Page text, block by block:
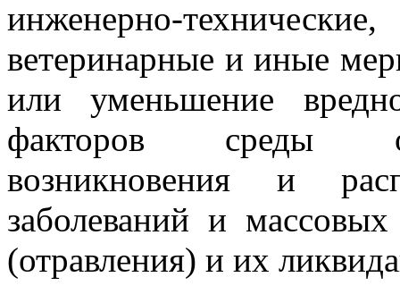
инженерно-
ветеринарные и иные
или уменьшение
факторов среды
возникновения и
заболеваний и
(отравления) и их